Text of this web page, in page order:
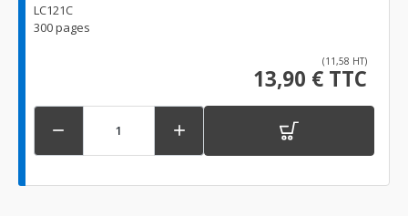
LC121C
300 pages
(11,58 HT)
13,90 € TTC
 